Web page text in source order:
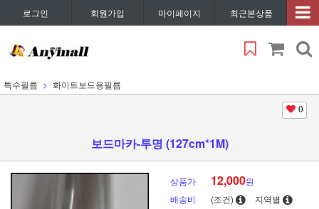
로그인 회원가입 마이페이지 최근본상품
특수필름 화이트보드용필름
0
보드마카-투명 (127cm*1M)
상품가 12,000원
배송비
(조건) 지역별